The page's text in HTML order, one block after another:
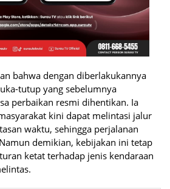
bahwa dengan diberlakukannya
tutup yang sebelumnya
perbaikan resmi dihentikan. Ia
kini dapat melintasi jalur
waktu, sehingga perjalanan
demikian, kebijakan ini tetap
ketat terhadap jenis kendaraan